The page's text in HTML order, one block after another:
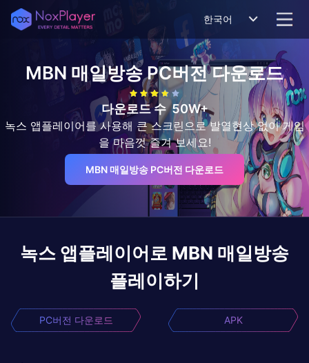
한국어
MBN 매일방송PC버전 다운로드
다운로드 수 50W+
녹스 앱플레이어를 사용해 큰 스크린으로 발열현상 없이 게임
을 마음껏 즐겨 보세요!
MBN 매일방송 PC버전 다운로드
녹스 앱플레이어로 MBN 매일방송
플레이하기
PC버전 다운로드 APK